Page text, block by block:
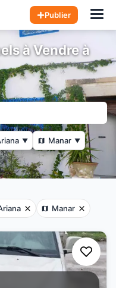
Publier
à Vendre à
▼ Manar ▼
Manar